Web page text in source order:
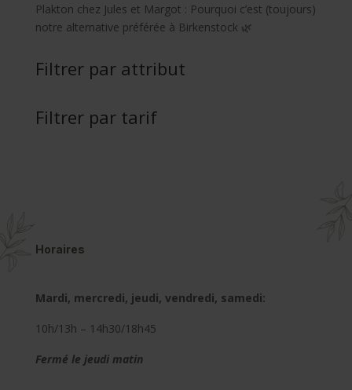
Plakton chez Jules et Margot : Pourquoi c’est (toujours)
notre alternative préférée à Birkenstock 🌿
Filtrer par attribut
Filtrer par tarif
Horaires
Mardi, mercredi, jeudi, vendredi, samedi:
10h/13h – 14h30/18h45
Fermé le jeudi matin